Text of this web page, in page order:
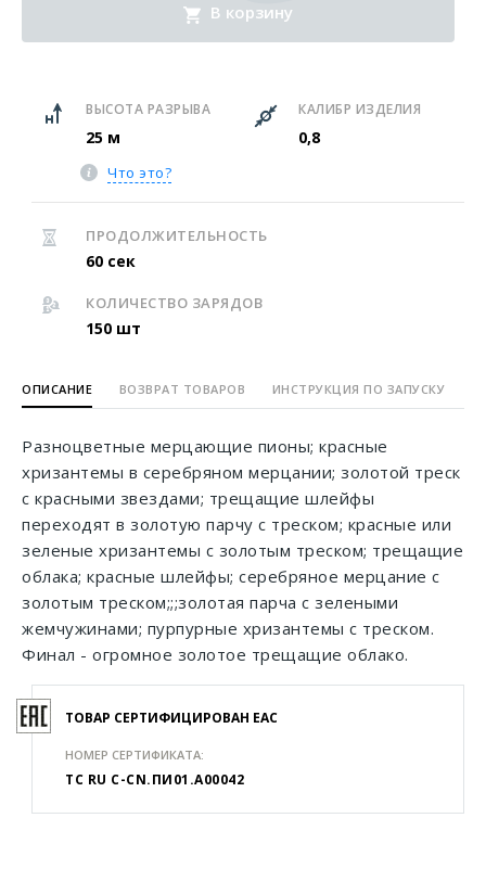
В корзину
ВЫСОТА РАЗРЫВА
25 м
КАЛИБР ИЗДЕЛИЯ
0,8
Что это?
ПРОДОЛЖИТЕЛЬНОСТЬ
60 сек
КОЛИЧЕСТВО ЗАРЯДОВ
150 шт
ОПИСАНИЕ ВОЗВРАТ ТОВАРОВ ИНСТРУКЦИЯ ПО ЗАПУСКУ
Разноцветные мерцающие пионы; красные
хризантемы в серебряном мерцании; золотой треск
с красными звездами; трещащие шлейфы
переходят в золотую парчу с треском; красные или
зеленые хризантемы с золотым треском; трещащие
облака; красные шлейфы; серебряное мерцание с
золотым треском;;;золотая парча с зелеными
жемчужинами; пурпурные хризантемы с треском.
Финал - огромное золотое трещащие облако.
ТОВАР СЕРТИФИЦИРОВАН EAC
НОМЕР СЕРТИФИКАТА:
ТС RU C-CN.ПИ01.А00042